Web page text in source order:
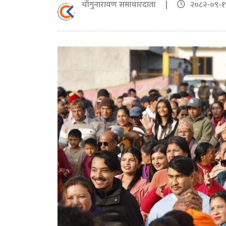
चाँगुनारायण समाचारदाता | २०८२-०९-